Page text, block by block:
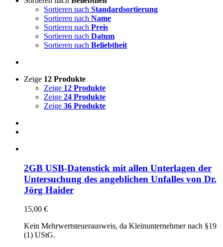
Sortieren nach Standardsortierung
Sortieren nach Name
Sortieren nach Preis
Sortieren nach Datum
Sortieren nach Beliebtheit
Zeige 12 Produkte
Zeige 12 Produkte
Zeige 24 Produkte
Zeige 36 Produkte
2GB USB-Datenstick mit allen Unterlagen der
Untersuchung des angeblichen Unfalles von Dr.
Jörg Haider
15,00 €
Kein Mehrwertsteuerausweis, da Kleinunternehmer nach §19
(1) UStG.